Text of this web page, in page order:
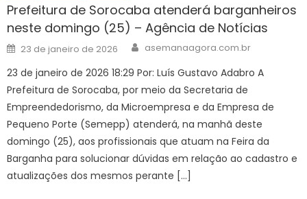
Prefeitura de Sorocaba atenderá barganheiros
neste domingo (25) – Agência de Notícias
Posted
on
23 de janeiro de 2026 Author
asemanaagora.com.br
23 de janeiro de 2026 18:29 Por: Luís Gustavo Adabro A
Prefeitura de Sorocaba, por meio da Secretaria de
Empreendedorismo, da Microempresa e da Empresa de
Pequeno Porte (Semepp) atenderá, na manhã deste
domingo (25), aos profissionais que atuam na Feira da
Barganha para solucionar dúvidas em relação ao cadastro e
atualizações dos mesmos perante […]